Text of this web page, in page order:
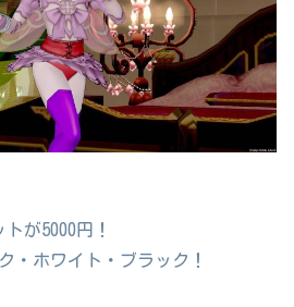
が5000円！
・ホワイト・ブラック！